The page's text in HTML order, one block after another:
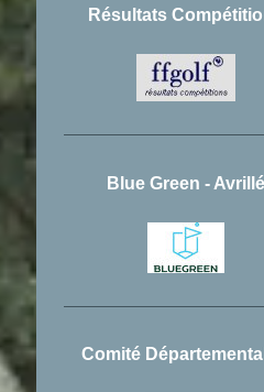
Résultats
Blue Green - Avrillé
Comité